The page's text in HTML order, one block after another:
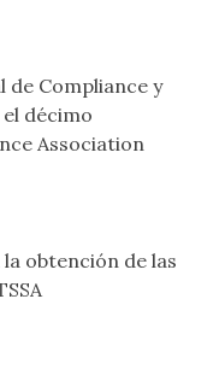
de Compliance y
décimo
Association
obtención de las